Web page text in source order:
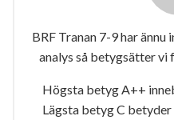
BRF Tranan 7-9 har
analys så betygsätter vi
Högsta betyg A++
Lägsta betyg C